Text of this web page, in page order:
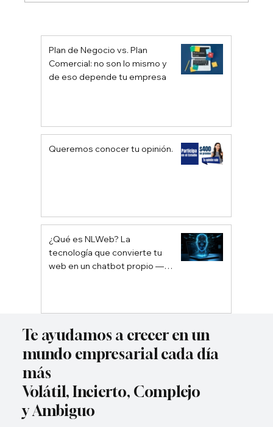
Ómnibus: Beneficios y Características
Plan de Negocio vs. Plan
Comercial: no son lo mismo y
de eso depende tu empresa
Queremos conocer tu opinión.
¿Qué es NLWeb? La
tecnología que convierte tu
web en un chatbot propio —
Te ayudamos a crecer en un
mundo empresarial cada día
más
Volátil, Incierto, Complejo
y Ambiguo